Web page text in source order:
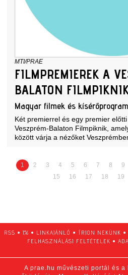
MTI/PRAE
FILMPREMIEREK A
BALATON
Magyar filmek és
Két premierrel és egy premier
Veszprém-Balaton Filmpiknik,
között várja a nézőket
1 2 3 4 5 6 7 8 9
15
16 17 18 19
RSS • 1% • LINKAJÁNLÓ • ÍRJON NEKÜNK •
FELHASZNÁLÁSI FELTÉTELEK •
A prae.hu művészeti portál és